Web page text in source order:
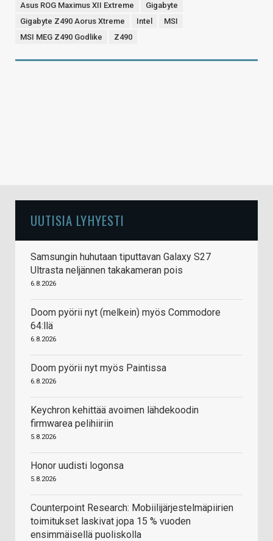
Asus ROG Maximus XII Extreme
Gigabyte
Gigabyte Z490 Aorus Xtreme
Intel
MSI
MSI MEG Z490 Godlike
Z490
UUTISIA LYHYESTI
Samsungin huhutaan tiputtavan Galaxy S27
Ultrasta neljännen takakameran pois
6.8.2026
Doom pyörii nyt (melkein) myös Commodore
64:llä
6.8.2026
Doom pyörii nyt myös Paintissa
6.8.2026
Keychron kehittää avoimen lähdekoodin
firmwarea pelihiiriin
5.8.2026
Honor uudisti logonsa
5.8.2026
Counterpoint Research: Mobiilijärjestelmäpiirien
toimitukset laskivat jopa 15 % vuoden
ensimmäisellä puoliskolla